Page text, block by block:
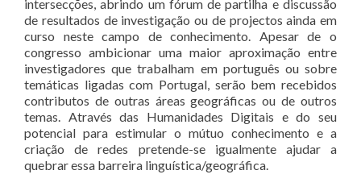
intersecções, abrindo um fórum de partilha e discussão
de resultados de investigação ou de projectos ainda em
curso neste campo de conhecimento. Apesar de o
congresso ambicionar uma maior aproximação entre
investigadores que trabalham em português ou sobre
temáticas ligadas com Portugal, serão bem recebidos
contributos de outras áreas geográficas ou de outros
temas. Através das Humanidades Digitais e do seu
potencial para estimular o mútuo conhecimento e a
criação de redes pretende-se igualmente ajudar a
quebrar essa barreira linguística/geográfica.